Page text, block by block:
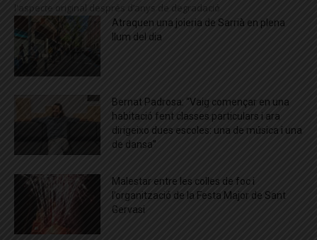
l'aspecte original després d’anys de degradació
Atraquen una joieria de Sarrià en plena
llum del dia
Bernat Padrosa: “Vaig començar en una
habitació fent classes particulars i ara
dirigeixo dues escoles: una de música i una
de dansa”
Malestar entre les colles de foc i
l’organització de la Festa Major de Sant
Gervasi